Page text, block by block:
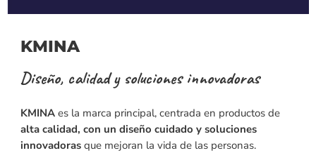
KMINA
Diseño, calidad y soluciones innovadoras
KMINA es la marca principal, centrada en productos de
alta calidad, con un diseño cuidado y soluciones
innovadorasque mejoran la vida de las personas.